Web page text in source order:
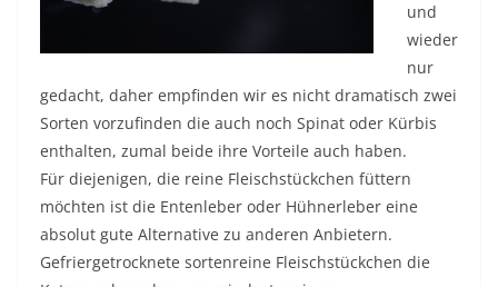
und
wieder
nur
gedacht, daher empfinden wir es nicht dramatisch zwei
Sorten vorzufinden die auch noch Spinat oder Kürbis
enthalten, zumal beide ihre Vorteile auch haben.
Für diejenigen, die reine Fleischstückchen füttern
möchten ist die Entenleber oder Hühnerleber eine
absolut gute Alternative zu anderen Anbietern.
Gefriergetrocknete sortenreine Fleischstückchen die